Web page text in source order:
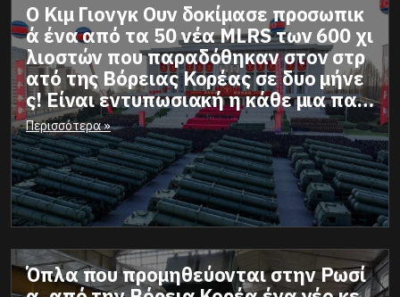
Ο Κιμ Γιονγκ Ουν δοκίμασε προσωπικ
ά ένα από τα 50 νέα MLRS των 600 χι
λιοστών που παραδόθηκαν στον στρ
ατό της Βόρειας Κορέας σε δυο μήνε
ς! Είναι εντυπωσιακή η κάθε μια παρ
έλαση οπλικών συστημάτων στην Βό
ρεια Κορέα με τεράστιους αριθμούς κ
άθε φορά.
Περισσότερα »
Όπλα που προμηθεύονται στην Ρωσί